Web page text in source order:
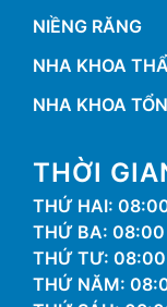
NIỀNG RĂNG
NHA KHOA
NHA KHOA
THỜI
THỨ HAI:
THỨ BA: 08:00
THỨ TƯ: 08:00
THỨ NĂM: